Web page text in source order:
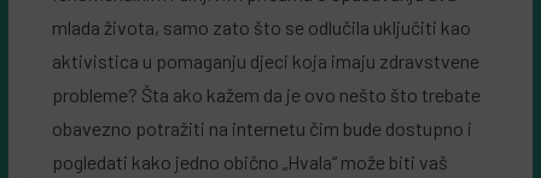
mlada života, samo zato što se odlučila uključiti kao
aktivistica u pomaganju djeci koja imaju zdravstvene
probleme? Šta ako kažem da je ovo nešto što trebate
obavezno potražiti na internetu čim bude dostupno i
pogledati kako jedno obično „Hvala“ može biti vaš